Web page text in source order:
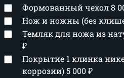
Формованный чехол8
Нож и ножны (без
Темляк для ножа из
₽
Покрытие 1 клинка
коррозии)5 000₽